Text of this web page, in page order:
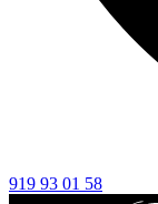
919 93 01 58